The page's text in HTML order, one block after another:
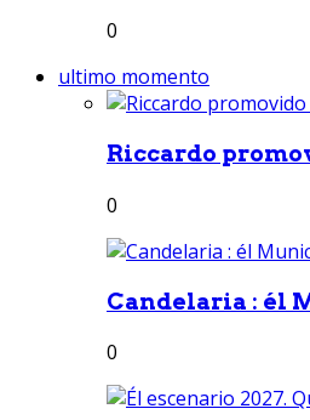
0
ultimo momento
Riccardo
0
Candelaria : él
0